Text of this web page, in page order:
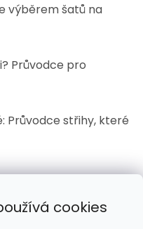
cookies
výběrem šatů na
Průvodce pro
Průvodce střihy, které